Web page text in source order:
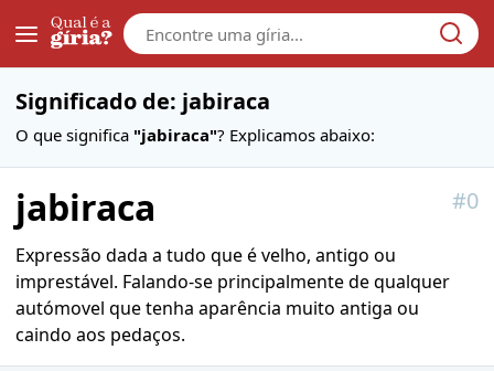
Galera
Significado de: jabiraca
O que significa "jabiraca"? Explicamos abaixo:
#0
jabiraca
Expressão dada a tudo que é velho, antigo ou
imprestável. Falando-se principalmente de qualquer
autómovel que tenha aparência muito antiga ou
caindo aos pedaços.